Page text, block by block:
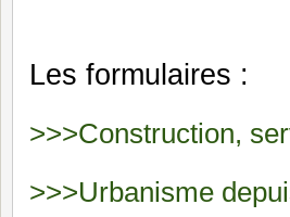
Les formulaires :
>>>Construction,
>>>Urbanisme